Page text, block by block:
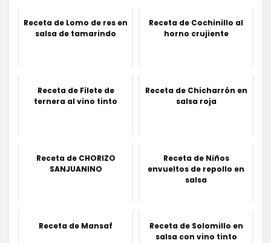
Receta de Lomo de res en
salsa de tamarindo
Receta de Cochinillo al
horno crujiente
Receta de Filete de
ternera al vino tinto
Receta de Chicharrón en
salsa roja
Receta de CHORIZO
SANJUANINO
Receta de Niños
envueltos de repollo en
salsa
Receta de Mansaf
Receta de Solomillo en
salsa con vino tinto